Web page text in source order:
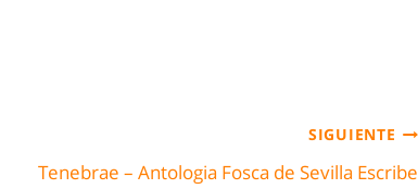
SIGUIENTE
Tenebrae – Antologia Fosca de Sevilla Escribe